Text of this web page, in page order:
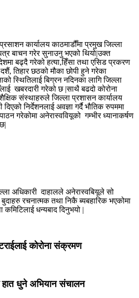
कार्यालय काठमाडौँमा प्रमुख जिल्ला
बाचन गरेर सुनाउनु भएको थियो|उक्त
बढ्दै गरेको हत्या,हिँसा तथा एसिड प्रकरण
तिहार छठको मौका छोपी हुने गरेका
स्थितिलाई बिग्रन नदिनका लागि जिल्ला
खबरदारी गरेको छ |साथै बढदो कोरोना
संस्थाहरुले जिल्ला प्रशासन कार्यालय
निर्देशनलाई अवज्ञा गर्दै भौतिक रुपममा
गरेकोमा अनेरास्ववियूको गम्भीर ध्यानाकर्षण
अधिकारी दाहालले अनेरास्वबियूले सो
रचनात्मक तथा निकै ब्यबहारिक भएकोमा
कमिटिलाई धन्यबाद दिनुभयो |
कोरोना संक्रमण
हात धुने अभियान संचालन